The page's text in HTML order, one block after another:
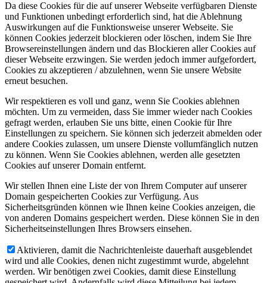
Da diese Cookies für die auf unserer Webseite verfügbaren Dienste
und Funktionen unbedingt erforderlich sind, hat die Ablehnung
Auswirkungen auf die Funktionsweise unserer Webseite. Sie
können Cookies jederzeit blockieren oder löschen, indem Sie Ihre
Browsereinstellungen ändern und das Blockieren aller Cookies auf
dieser Webseite erzwingen. Sie werden jedoch immer aufgefordert,
Cookies zu akzeptieren / abzulehnen, wenn Sie unsere Website
erneut besuchen.
Wir respektieren es voll und ganz, wenn Sie Cookies ablehnen
möchten. Um zu vermeiden, dass Sie immer wieder nach Cookies
gefragt werden, erlauben Sie uns bitte, einen Cookie für Ihre
Einstellungen zu speichern. Sie können sich jederzeit abmelden oder
andere Cookies zulassen, um unsere Dienste vollumfänglich nutzen
zu können. Wenn Sie Cookies ablehnen, werden alle gesetzten
Cookies auf unserer Domain entfernt.
Wir stellen Ihnen eine Liste der von Ihrem Computer auf unserer
Domain gespeicherten Cookies zur Verfügung. Aus
Sicherheitsgründen können wie Ihnen keine Cookies anzeigen, die
von anderen Domains gespeichert werden. Diese können Sie in den
Sicherheitseinstellungen Ihres Browsers einsehen.
Aktivieren, damit die Nachrichtenleiste dauerhaft ausgeblendet
wird und alle Cookies, denen nicht zugestimmt wurde, abgelehnt
werden. Wir benötigen zwei Cookies, damit diese Einstellung